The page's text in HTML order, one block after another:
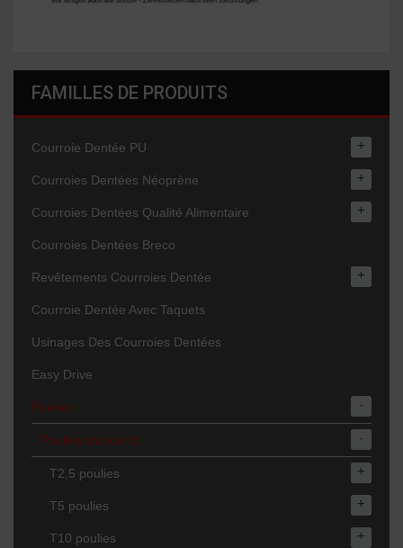
FAMILLES DE PRODUITS
Courroie Dentée PU +
Courroies Dentées Néoprène +
Courroies Dentées Qualité Alimentaire +
Courroies Dentées Breco
Revêtements Courroies Dentée +
Courroie Dentée Avec Taquets
Usinages Des Courroies Dentées
Easy Drive
Poulies -
Poulies standard -
T2,5 poulies +
T5 poulies +
T10 poulies +